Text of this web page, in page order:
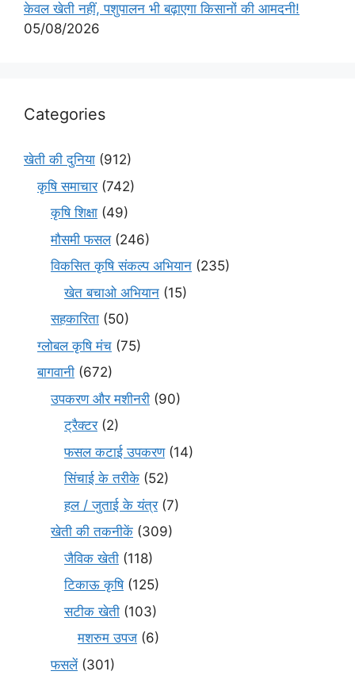
केवल खेती नहीं, पशुपालन भी बढ़ाएगा किसानों की आमदनी!
05/08/2026
Categories
खेती की दुनिया (912)
कृषि समाचार(742)
कृषि शिक्षा (49)
मौसमी फसल(246)
विकसित कृषि संकल्प अभियान (235)
खेत बचाओ अभियान (15)
सहकारिता (50)
ग्लोबल कृषि मंच (75)
बागवानी (672)
उपकरण और मशीनरी (90)
ट्रैक्टर(2)
फसल कटाई उपकरण(14)
सिंचाई के तरीके (52)
हल / जुताई के यंत्र(7)
खेती की तकनीकें (309)
जैविक खेती (118)
टिकाऊ कृषि(125)
सटीक खेती (103)
मशरुम उपज (6)
फसलें(301)